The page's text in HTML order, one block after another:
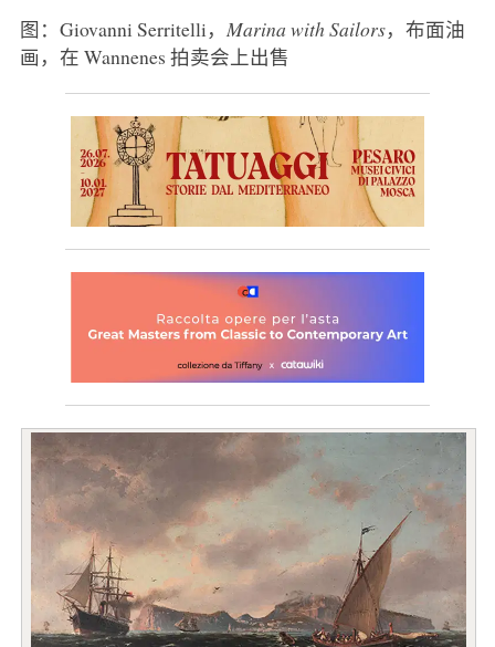
图：Giovanni Serritelli， Marina with Sailors，布面油
画，在 Wannenes 拍卖会上出售